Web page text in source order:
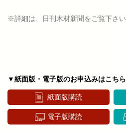
※詳細は、日刊木材新聞をご覧下さい
▼紙面版・電子版のお申込みはこちら
紙面版購読
電子版購読